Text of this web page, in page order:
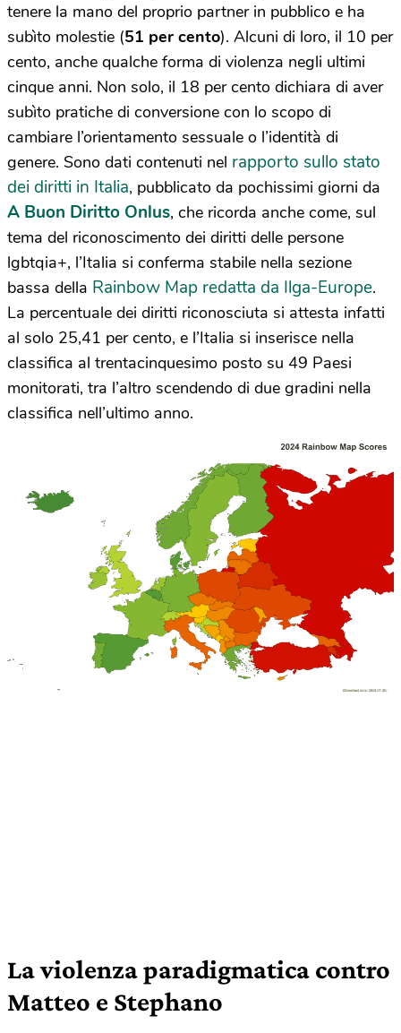
tenere la mano del proprio partner in pubblico e ha
subìto molestie (51 per cento). Alcuni di loro, il 10 per
cento, anche qualche forma di violenza negli ultimi
cinque anni. Non solo, il 18 per cento dichiara di aver
subìto pratiche di conversione con lo scopo di
cambiare l’orientamento sessuale o l’identità di
genere. Sono dati contenuti nel rapporto sullo stato
dei diritti in Italia, pubblicato da pochissimi giorni da
A Buon Diritto Onlus, che ricorda anche come, sul
tema del riconoscimento dei diritti delle persone
lgbtqia+, l’Italia si conferma stabile nella sezione
bassa della Rainbow Map redatta da Ilga-Europe.
La percentuale dei diritti riconosciuta si attesta infatti
al solo 25,41 per cento, e l’Italia si inserisce nella
classifica al trentacinquesimo posto su 49 Paesi
monitorati, tra l’altro scendendo di due gradini nella
classifica nell’ultimo anno.
La violenza paradigmatica contro
Matteo e Stephano